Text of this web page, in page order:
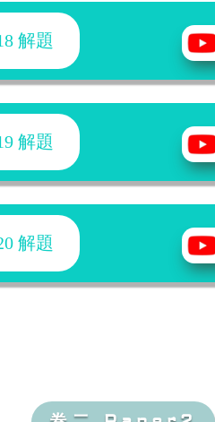
解題
解題
解題